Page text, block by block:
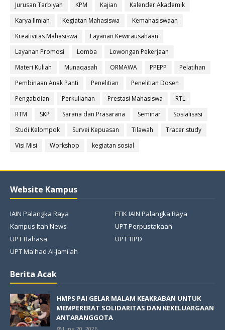
Jurusan Tarbiyah
KPM Kajian
Kalender Akademik
Karya Ilmiah
Kegiatan Mahasiswa
Kemahasiswaan
Kreativitas Mahasiswa
Layanan Kewirausahaan
Layanan Promosi
Lomba
Lowongan Pekerjaan
Materi Kuliah
Munaqasah ORMAWA PPEPP
Pelatihan
Pembinaan Anak Panti
Penelitian
Penelitian Dosen
Pengabdian
Perkuliahan Prestasi Mahasiswa
RTL
RTM
SKP Sarana dan Prasarana Seminar
Sosialisasi
Studi Kelompok
Survei Kepuasan Tilawah
Tracer study
Visi Misi
Workshop kegiatan sosial
Website Kampus
IAIN Palangka Raya
FTIK IAIN Palangka Raya
Kampus Itah News
UPT Perpustakaan
UPT Bahasa
UPT TIPD
UPT Ma'had Al-Jami'ah
Berita Acak
HMPS PAI GELAR MALAM KEAKRABAN UNTUK
MEMPERERAT SOLIDARITAS DAN KEKELUARGAAN
ANTARANGGOTA